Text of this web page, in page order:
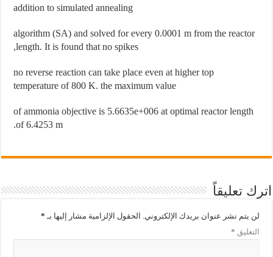
addition to simulated annealing
algorithm (SA) and solved for every 0.0001 m from the reactor
length. It is found that no spikes,
no reverse reaction can take place even at higher top
temperature of 800 K. the maximum value
of ammonia objective is 5.6635e+006 at optimal reactor length
of 6.4253 m.
اترك تعليقاً
لن يتم نشر عنوان بريدك الإلكتروني. الحقول الإلزامية مشار إليها بـ *
التعليق *